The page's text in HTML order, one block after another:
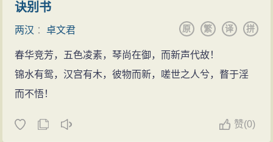
诀别书
两汉 ：卓文君 拼
译
繁
原
春华竞芳，五色凌素，琴尚在御，而新声代故！
锦水有鸳，汉宫有木，彼物而新，嗟世之人兮，瞀于淫
而不悟！
赞(0)